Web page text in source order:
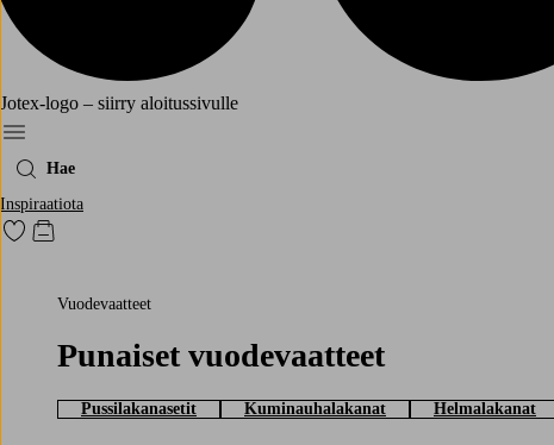
Jotex-logo – siirry aloitussivulle
Menu
Hae
Inspiraatiota
Siirry merkittyihin suosikkituotteisiin
Siirry ostoskoriin
Vuodevaatteet
Punaiset vuodevaatteet
Pussilakanasetit Kuminauhalakanat Helmalakanat